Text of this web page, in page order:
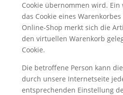
Cookie übernommen wird.
das Cookie eines
Online-Shop merkt sich die
den virtuellen Warenkorb
Cookie.
Die betroffene Person kann
durch unsere Internetseite
entsprechenden Einstellung